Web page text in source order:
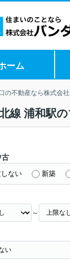
ーム
の不動産なら株式会
線 浦和駅
古
ない 新築
～